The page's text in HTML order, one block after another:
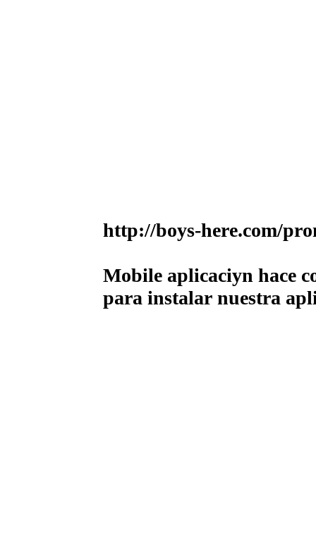
http://boys-here.com/
Mobile aplicaciуn hace
para instalar nuestra